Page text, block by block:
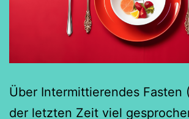
Über Intermittierendes Fasten
der letzten Zeit viel